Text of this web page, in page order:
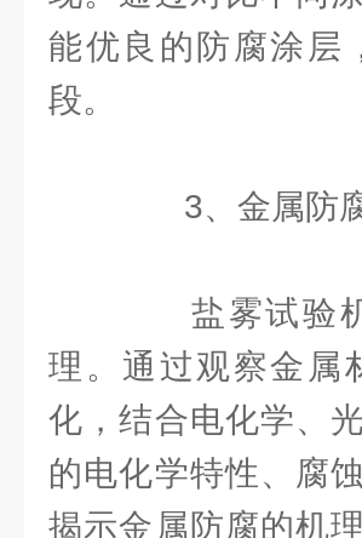
能优良的防腐涂层
段。
3、金属防腐
盐雾试验机
理。通过观察金属
化，结合电化学、
的电化学特性、腐
揭示金属防腐的机